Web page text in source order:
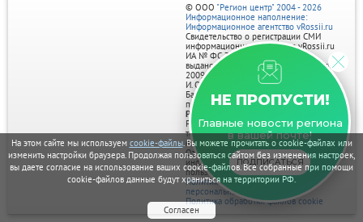
На этом сайте мы используем cookie-файлы. Вы можете прочитать о cookie-файлах или
изменить настройки браузера. Продолжая пользоваться сайтом без изменения настроек,
вы даете согласие на использование ваших cookie-файлов. Все собранные при помощи
cookie-файлов данные будут храниться на территории РФ.
Согласен
НЕ ПРОПУСТИ!
Главные новости региона
в вашей почте!
ПОДПИСАТЬСЯ
© ООО "Регион центр" 2004 - 2026
Информационное наполнение:
Информационное агентство vRossii.ru
Свидетельство о регистрации СМИ
информационного агентства vRossii.ru
ИА № ФС 77‑35502
выдано РОСКОМНАДЗОРом 04 марта
2009г.
И. О. Главного редактора Нарыков А. Н.
Баннеры на портале размещаются на
правах рекламы.
Реклама на портале:
Рекламное агентство "Умный маркетинг"
тел. 7-910-267-70-40,
email: umnyy.marketing@yandex.ru
Отдельные публикации могут содержать
информацию, не предназначенную для
пользователей до 18 лет.
Политика в отношении обработки
персональных данных
Политика обработки файлов cookie